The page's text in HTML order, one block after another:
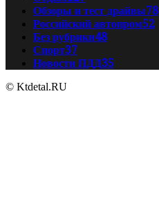
Обзоры и тест драйвы78
Российский автопром52
Без рубрики48
Спорт37
Новости ПДД35
© Ktdetal.RU